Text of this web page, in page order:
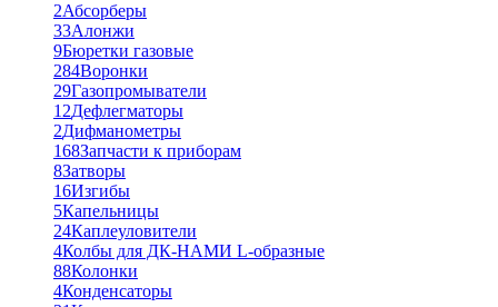
2Абсорберы
33Алонжи
9Бюретки газовые
284Воронки
29Газопромыватели
12Дефлегматоры
2Дифманометры
168Запчасти к приборам
8Затворы
16Изгибы
5Капельницы
24Каплеуловители
4Колбы для ДК-НАМИ L-образные
88Колонки
4Конденсаторы